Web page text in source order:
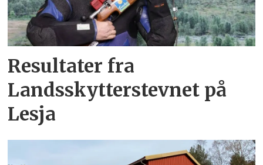
Resultater fra
Landsskytterstevnet på
Lesja